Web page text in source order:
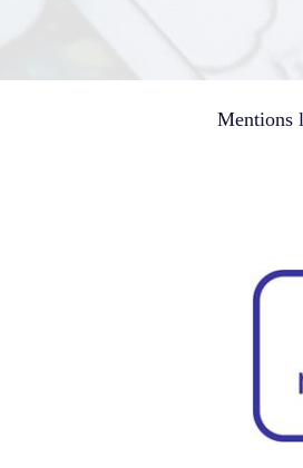
Mentions